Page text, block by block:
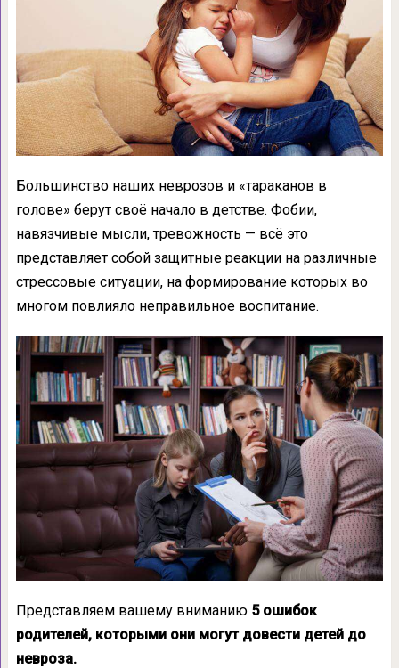
Большинство наших неврозов и «тараканов в
голове» берут своё начало в детстве. Фобии,
навязчивые мысли, тревожность — всё это
представляет собой защитные реакции на различные
стрессовые ситуации, на формирование которых во
многом повлияло неправильное воспитание.
Представляем вашему вниманию 5 ошибок
родителей, которыми они могут довести детей до
невроза.